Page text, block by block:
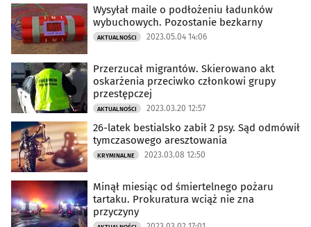
Wysyłał maile o podłożeniu ładunków
wybuchowych. Pozostanie bezkarny
AKTUALNOŚCI 2023.05.04 14:06
Przerzucał migrantów. Skierowano akt
oskarżenia przeciwko członkowi grupy
przestępczej
AKTUALNOŚCI 2023.03.20 12:57
26-latek bestialsko zabił 2 psy. Sąd odmówił
tymczasowego aresztowania
KRYMINALNE 2023.03.08 12:50
Minął miesiąc od śmiertelnego pożaru
tartaku. Prokuratura wciąż nie zna
przyczyny